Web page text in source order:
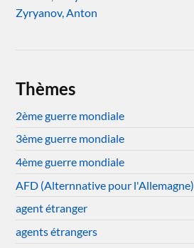
Zyryanov, Anton
Thèmes
2ème guerre mondiale
3ème guerre mondiale
4ème guerre mondiale
AFD (Alternnative pour l'Allemagne)
agent étranger
agents étrangers